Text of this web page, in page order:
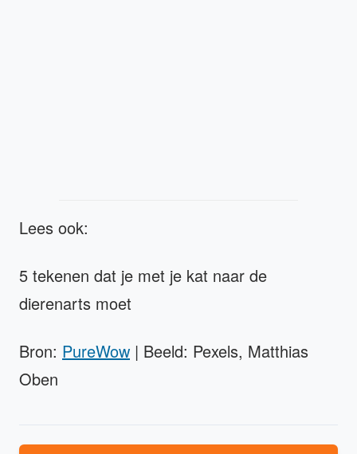
Lees ook:
5 tekenen dat je met je kat naar de
dierenarts moet
Bron: PureWow | Beeld: Pexels, Matthias
Oben